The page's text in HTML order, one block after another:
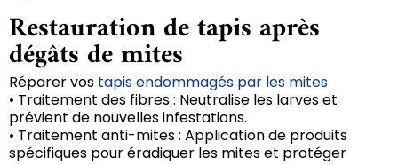
Restauration de tapis après
dégâts de mites
Réparer vos tapis endommagés par les mites
• Traitement des fibres : Neutralise les larves et
prévient de nouvelles infestations.
• Traitement anti-mites : Application de produits
spécifiques pour éradiquer les mites et protéger